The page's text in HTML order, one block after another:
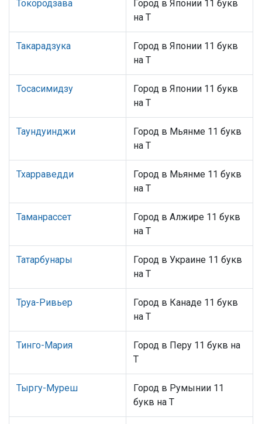
Токородзава
Город в Японии 11 букв
на Т
Такарадзука
Город в Японии 11 букв
на Т
Тосасимидзу
Город в Японии 11 букв
на Т
Таундуинджи
Город в Мьянме 11 букв
на Т
Тхарраведди
Город в Мьянме 11 букв
на Т
Таманрассет
Город в Алжире 11 букв
на Т
Татарбунары
Город в Украине 11 букв
на Т
Труа-Ривьер
Город в Канаде 11 букв
на Т
Тинго-Мария
Город в Перу 11 букв на
Т
Тыргу-Муреш
Город в Румынии 11
букв на Т